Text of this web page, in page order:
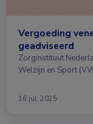
Vergoeding
geadviseerd
Zorginstituut
Welzijn en Sport
16 jul. 2025